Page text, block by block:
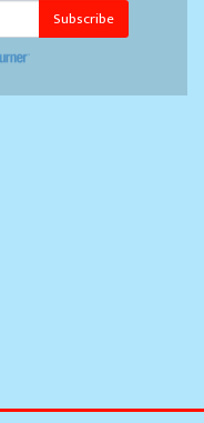
Subscribe